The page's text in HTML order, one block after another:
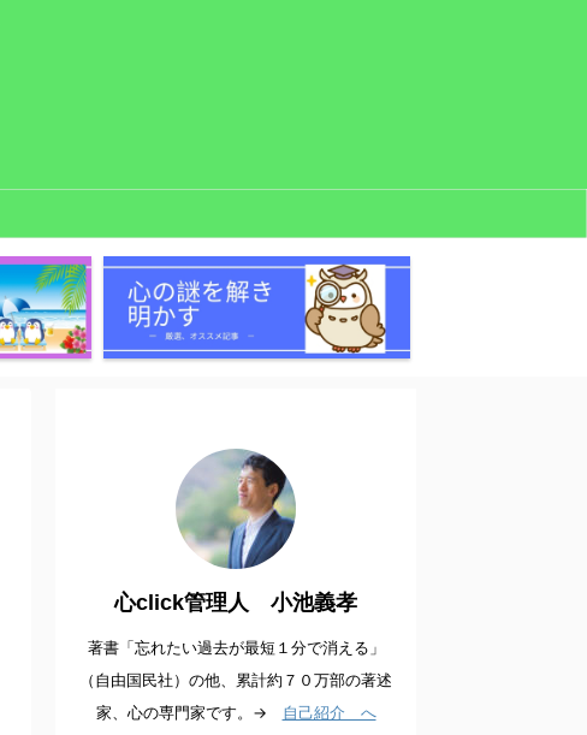
心click管理人 小池義孝
著書「忘れたい過去が最短１分で消える」
（自由国民社）の他、累計約７０万部の著述
家、心の専門家です。→ 自己紹介 へ